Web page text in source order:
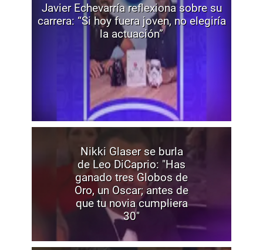
Javier Echevarría reflexiona sobre su
carrera: “Si hoy fuera joven, no elegiría
la actuación”
Nikki Glaser se burla
de Leo DiCaprio: "Has
ganado tres Globos de
Oro, un Oscar; antes de
que tu novia cumpliera
30"